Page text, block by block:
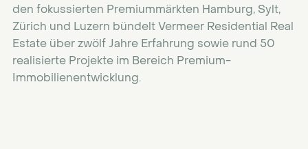
den fokussierten Premiummärkten Hamburg, Sylt,
Zürich und Luzern bündelt Vermeer Residential Real
Estate über zwölf Jahre Erfahrung sowie rund 50
realisierte Projekte im Bereich Premium-
Immobilienentwicklung.